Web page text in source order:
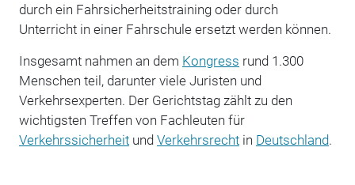
durch ein Fahrsicherheitstraining oder durch
Unterricht in einer Fahrschule ersetzt werden können.
Insgesamt nahmen an dem Kongress rund 1.300
Menschen teil, darunter viele Juristen und
Verkehrsexperten. Der Gerichtstag zählt zu den
wichtigsten Treffen von Fachleuten für
Verkehrssicherheitund Verkehrsrechtin Deutschland.